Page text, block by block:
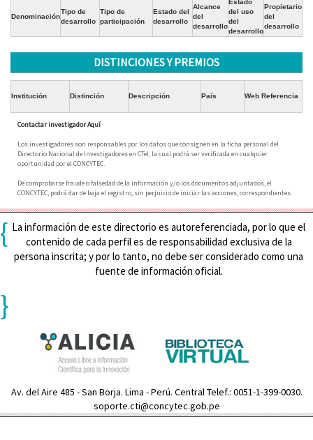
Denominación
Tipo de
desarrollo
Tipo de
participación
Estado del
desarrollo
Alcance
del
desarrollo
Estado
del uso
del
desarrollo
Propietario
del
desarrollo
DISTINCIONES Y PREMIOS
Institución Distinción Descripción País Web Referencia
Contactar investigador Aquí
Los investigadores son responsables por los datos que consignen en la ficha personal del
Directorio Nacional de Investigadores en CTeI, la cual podrá ser verificada en cualquier
oportunidad por el CONCYTEC.
De comprobarse fraude o falsedad de la información y/o los documentos adjuntados, el
CONCYTEC, podrá dar de baja el registro, sin perjuicio de iniciar las acciones, correspondientes.
{ La información de este directorio es autoreferenciada, por lo que el
contenido de cada perfil es de responsabilidad exclusiva de la
persona inscrita; y por lo tanto, no debe ser considerado como una
fuente de información oficial.
}
Av. del Aire 485 - San Borja. Lima - Perú. Central Telef.: 0051-1-399-0030.
soporte.cti@concytec.gob.pe